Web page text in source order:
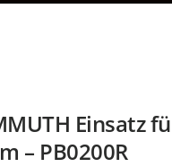
Einsatz
– PB0200R